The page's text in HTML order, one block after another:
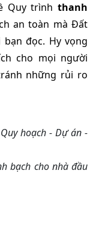
Quy trình thanh
an toàn mà Đất
đọc. Hy vọng
cho mọi người
những rủi ro
hoạch - Dự án -
bạch cho nhà đầu